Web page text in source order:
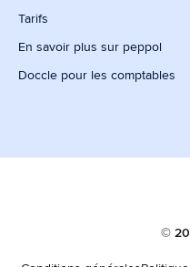
Tarifs
En savoir plus sur peppol
Doccle pour les comptables
©